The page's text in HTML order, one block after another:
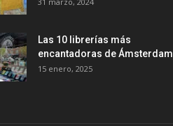
Las 10 librerías más
encantadoras de Ámsterdam
15 enero, 2025